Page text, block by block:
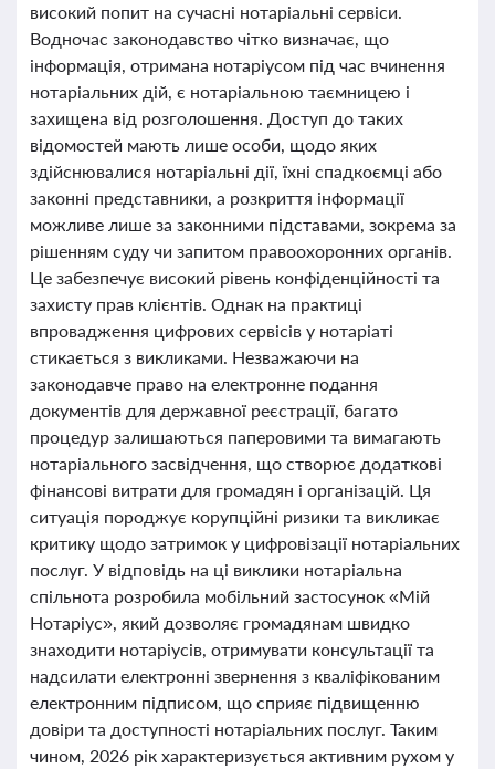
високий попит на сучасні нотаріальні сервіси.
Водночас законодавство чітко визначає, що
інформація, отримана нотаріусом під час вчинення
нотаріальних дій, є нотаріальною таємницею і
захищена від розголошення. Доступ до таких
відомостей мають лише особи, щодо яких
здійснювалися нотаріальні дії, їхні спадкоємці або
законні представники, а розкриття інформації
можливе лише за законними підставами, зокрема за
рішенням суду чи запитом правоохоронних органів.
Це забезпечує високий рівень конфіденційності та
захисту прав клієнтів. Однак на практиці
впровадження цифрових сервісів у нотаріаті
стикається з викликами. Незважаючи на
законодавче право на електронне подання
документів для державної реєстрації, багато
процедур залишаються паперовими та вимагають
нотаріального засвідчення, що створює додаткові
фінансові витрати для громадян і організацій. Ця
ситуація породжує корупційні ризики та викликає
критику щодо затримок у цифровізації нотаріальних
послуг. У відповідь на ці виклики нотаріальна
спільнота розробила мобільний застосунок «Мій
Нотаріус», який дозволяє громадянам швидко
знаходити нотаріусів, отримувати консультації та
надсилати електронні звернення з кваліфікованим
електронним підписом, що сприяє підвищенню
довіри та доступності нотаріальних послуг. Таким
чином, 2026 рік характеризується активним рухом у